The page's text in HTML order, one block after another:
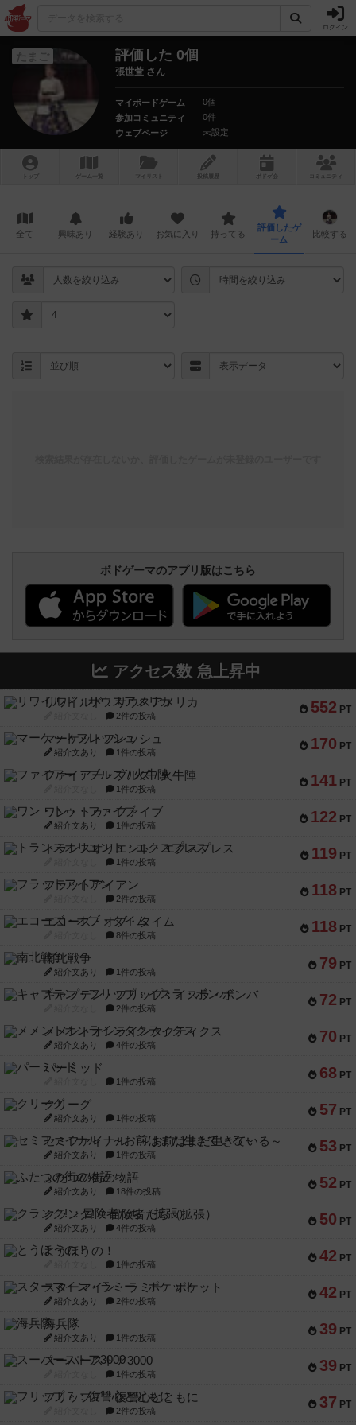
ログイン
たまご 評価した 0個
張世萱 さん
マイボードゲーム
0個
参加コミュニティ
0件
ウェブページ
未設定
トップ ゲーム一覧 マイリスト 投稿履歴 ボ ドゲ コミュニティ
全て 興味あり 経験あり お気に入り 持ってる
評価したゲ
ーム
比較する
ボドゲーマのアプリ版はこちら
アクセス数 急上昇中
552 PT
リワイルド：サウスアメリカ
2件の投稿
170 PT
マーケットフレッシュ
紹介文あり 1件の投稿
141 PT
ファイアー・ブルズ / 火牛陣
1件の投稿
122 PT
ワン・トゥ・ファイブ
紹介文あり 1件の投稿
119 PT
トランスオリエント・エクスプレス
1件の投稿
118 PT
フラットアイアン
2件の投稿
118 PT
エコーズ・オブ・タイム
8件の投稿
79 PT
南北戦争
紹介文あり 1件の投稿
72 PT
キャプテン・フリップ：イスラ・ボンバ
2件の投稿
70 PT
メメントオンラインタクティクス
紹介文あり 4件の投稿
68 PT
パーミッド
1件の投稿
57 PT
クリーグ
紹介文あり 1件の投稿
53 PT
セミファイナル ～お前はまだ生きている～
紹介文あり 1件の投稿
52 PT
ふたつの街の物語
紹介文あり 18件の投稿
50 PT
クランク! ：冒険者たち（拡張）
紹介文あり 4件の投稿
42 PT
とうほうの！
1件の投稿
42 PT
スターマイン・ラミー ポケット
紹介文あり 2件の投稿
39 PT
海兵隊
紹介文あり 1件の投稿
39 PT
スーパーストア3000
1件の投稿
37 PT
フリップ７：復讐心とともに
2件の投稿